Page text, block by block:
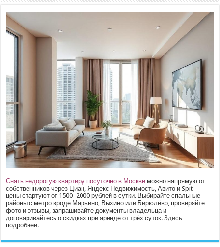
Снять недорогую квартиру посуточно в Москве можно напрямую от
собственников через Циан, Яндекс.Недвижимость, Авито и Spiti —
цены стартуют от 1500–2000 рублей в сутки. Выбирайте спальные
районы с метро вроде Марьино, Выхино или Бирюлёво, проверяйте
фото и отзывы, запрашивайте документы владельца и
договаривайтесь о скидках при аренде от трёх суток.Здесь
подробнее.